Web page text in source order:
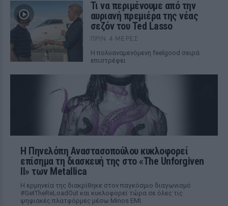
Τι να περιμένουμε από την
αυριανή πρεμιέρα της νέας
σεζόν του Ted Lasso
ΠΡΙΝ 4 ΜΈΡΕΣ
Η πολυαναμενόμενη feelgood σειρά
επιστρέφει
Η Πηνελόπη Αναστασοπούλου κυκλοφορεί
επίσημα τη διασκευή της στο «The Unforgiven
II» των Metallica
Η ερμηνεία της διακρίθηκε στον παγκόσμιο διαγωνισμό
#GetTheReLoadOut και κυκλοφορεί τώρα σε όλες τις
ψηφιακές πλατφόρμες μέσω Minos EMI.